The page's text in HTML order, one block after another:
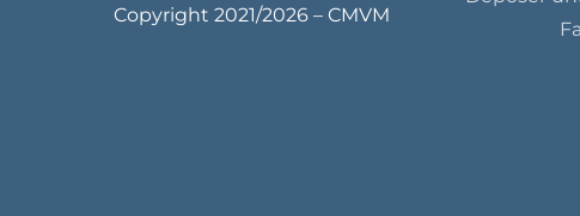
Copyright 2021/2026 – CMVM